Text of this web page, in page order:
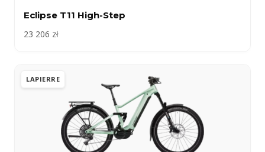
Eclipse T11 High-Step
23 206 zł
LAPIERRE